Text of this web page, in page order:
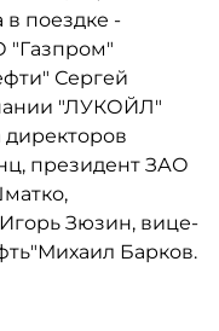
поездке -
"Газпром"
Сергей
"ЛУКОЙЛ"
директоров
президент ЗАО
Зюзин, вице-
Барков.